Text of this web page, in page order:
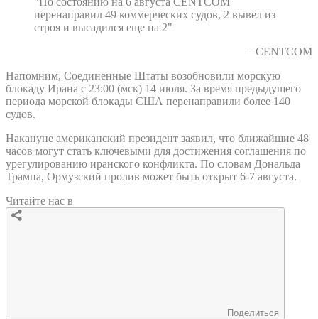
перенаправил 49 коммерческих судов, 2 вывел из
строя и высадился еще на 2"
– CENTCOM
Напомним, Соединенные Штаты возобновили морскую
блокаду Ирана с 23:00 (мск) 14 июля. За время предыдущего
периода морской блокады США перенаправили более 140
судов.
Накануне американский президент заявил, что ближайшие 48
часов могут стать ключевыми для достижения соглашения по
урегулированию иранского конфликта. По словам Дональда
Трампа, Ормузский пролив может быть открыт 6-7 августа.
Читайте нас в
Поделиться